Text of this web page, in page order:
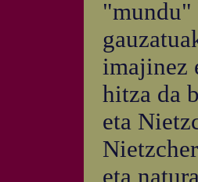
"mundu"
imajinez
hitza da
eta
eta